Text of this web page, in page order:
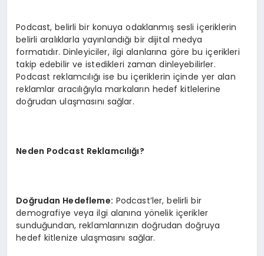
Podcast, belirli bir konuya odaklanmış sesli içeriklerin
belirli aralıklarla yayınlandığı bir dijital medya
formatıdır. Dinleyiciler, ilgi alanlarına göre bu içerikleri
takip edebilir ve istedikleri zaman dinleyebilirler.
Podcast reklamcılığı ise bu içeriklerin içinde yer alan
reklamlar aracılığıyla markaların hedef kitlelerine
doğrudan ulaşmasını sağlar.
Neden Podcast Reklamcılığı?
Doğrudan Hedefleme: Podcast’ler, belirli bir
demografiye veya ilgi alanına yönelik içerikler
sunduğundan, reklamlarınızın doğrudan doğruya
hedef kitlenize ulaşmasını sağlar.